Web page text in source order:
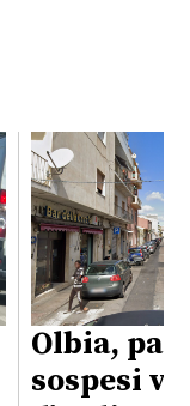
Olbia,
sospesi